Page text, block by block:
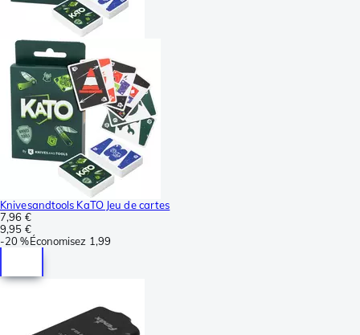
Knivesandtools KaTO Jeu de cartes
7,96 €
9,95 €
-20 %Économisez 1,99